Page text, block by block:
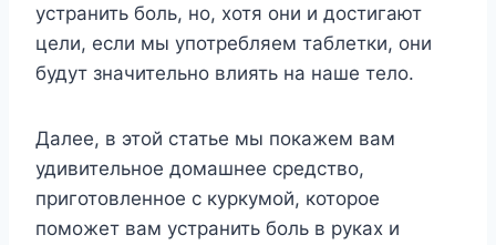
устранить боль, но, хотя они и достигают
цели, если мы употребляем таблетки, они
будут значительно влиять на наше тело.
Далее, в этой статье мы покажем вам
удивительное домашнее средство,
приготовленное с куркумой, которое
поможет вам устранить боль в руках и